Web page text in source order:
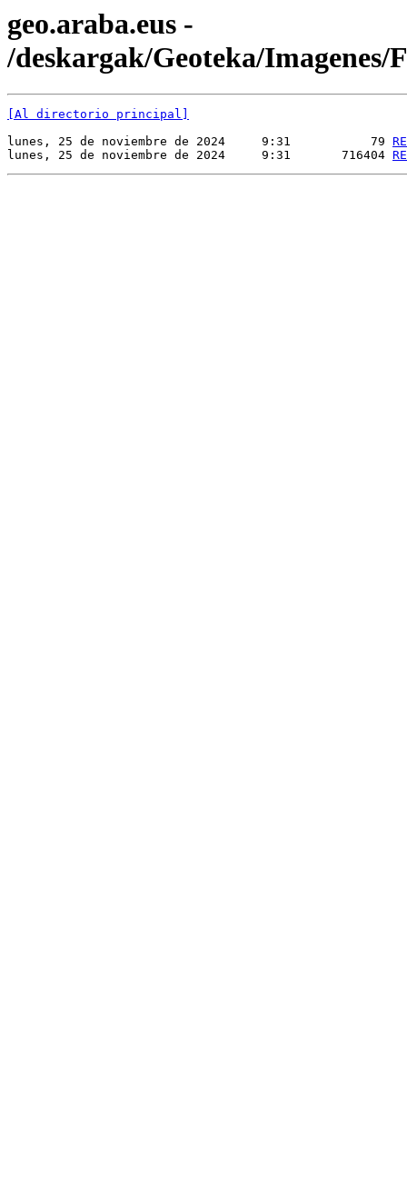
geo.araba.eus -
/deskargak/Geoteka/
[Al directorio principal]
lunes, 25 de noviembre de 2024     9:31           79
lunes, 25 de noviembre de 2024     9:31       716404